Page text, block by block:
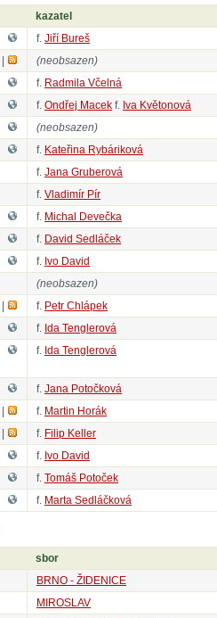
kazatel
f. Jiří Bureš
(neobsazen)
f. Radmila Včelná
f. Ondřej Macek f. Iva Květonová
(neobsazen)
f. Kateřina Rybáriková
f. Jana Gruberová
f. Vladimír Pír
f. Michal Devečka
f. David Sedláček
f. Ivo David
(neobsazen)
f. Petr Chlápek
f. Ida Tenglerová
f. Ida Tenglerová
f. Jana Potočková
f. Martin Horák
f. Filip Keller
f. Ivo David
f. Tomáš Potoček
f. Marta Sedláčková
sbor
BRNO - ŽIDENICE
MIROSLAV